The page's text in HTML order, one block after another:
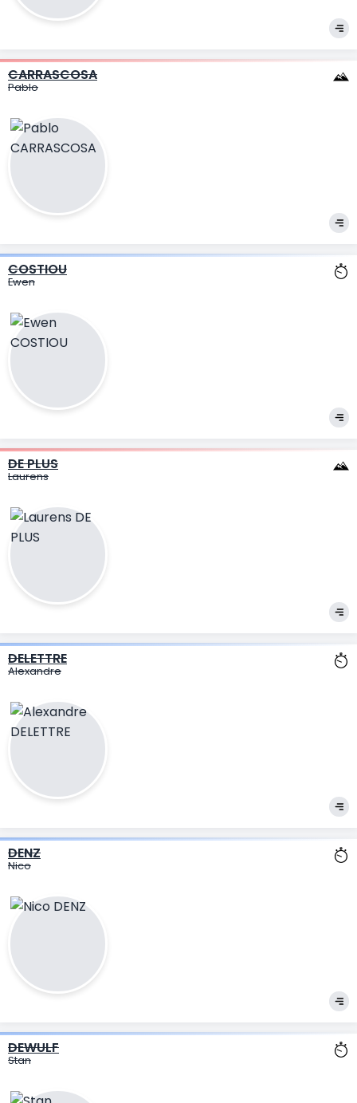
CARRASCOSA
Pablo
COSTIOU
Ewen
DE PLUS
Laurens
DELETTRE
Alexandre
DENZ
Nico
DEWULF
Stan